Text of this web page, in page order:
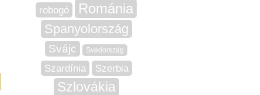
robogó Románia
Spanyolország
Svájc Svédország
Szardínia Szerbia
Szlovákia